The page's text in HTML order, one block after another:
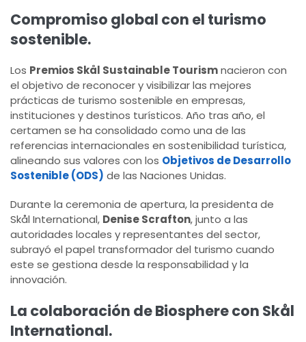
Compromiso global con el turismo
sostenible.
Los Premios Skål Sustainable Tourismnacieron con
el objetivo de reconocer y visibilizar las mejores
prácticas de turismo sostenible en empresas,
instituciones y destinos turísticos. Año tras año, el
certamen se ha consolidado como una de las
referencias internacionales en sostenibilidad turística,
alineando sus valores con los Objetivos de Desarrollo
Sostenible (ODS) de las Naciones Unidas.
Durante la ceremonia de apertura, la presidenta de
Skål International, Denise Scrafton, junto a las
autoridades locales y representantes del sector,
subrayó el papel transformador del turismo cuando
este se gestiona desde la responsabilidad y la
innovación.
La colaboración de Biosphere con Skål
International.